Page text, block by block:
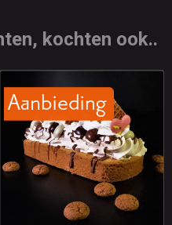
kochten ook..